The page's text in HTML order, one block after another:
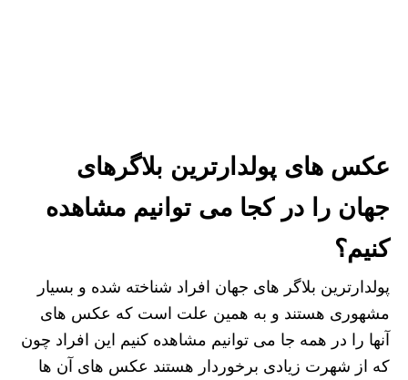
عکس های پولدارترین بلاگرهای
جهان را در‌ کجا می توانیم مشاهده
کنیم؟
پولدارترین بلاگر های جهان افراد شناخته شده و بسیار
مشهوری هستند و به همین علت است که عکس های
آنها را در همه جا می توانیم مشاهده کنیم این افراد چون
که از شهرت زیادی برخوردار هستند عکس های آن ها